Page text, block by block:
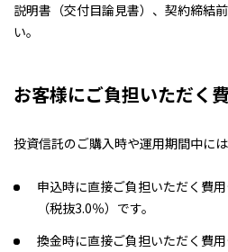
説明書（交付目論見書）、契約締結
い。
お客様にご負担いただく
投資信託のご購入時や運用期間中に
申込時に直接ご負担いただく費
（税抜3.0％）です。
換金時に直接ご負担いただく費